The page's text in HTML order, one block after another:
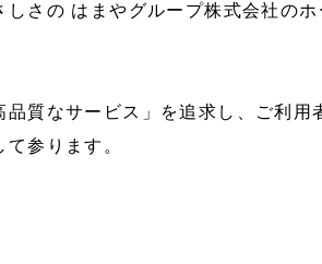
さの はまやグループ株式会社の
品質なサービス」を追求し、ご利
参ります。